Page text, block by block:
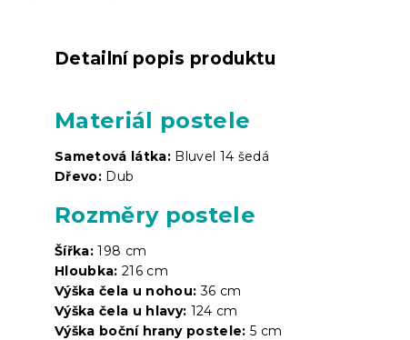
Detailní popis produktu
Materiál postele
Sametová látka: Bluvel 14 šedá
Dřevo: Dub
Rozměry postele
Šířka: 198 cm
Hloubka: 216 cm
Výška čela u nohou: 36 cm
Výška čela u hlavy: 124 cm
Výška boční hrany postele: 5 cm